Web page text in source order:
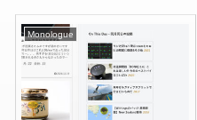
Monologue